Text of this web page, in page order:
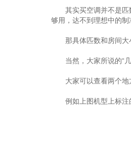
其实买空调并不是匹数
够用，达不到理想中的制
那具体匹数和房间大
当然，大家所说的“几
大家可以查看两个地方
例如上图机型上标注的